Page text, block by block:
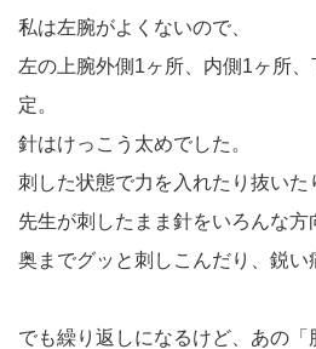
私は左腕がよくないので、
左の上腕外側1ヶ所、内側1ヶ所
定。
針はけっこう太めでした。
刺した状態で力を入れたり抜いた
先生が刺したまま針をいろんな方
奥までグッと刺しこんだり、鋭い
でも繰り返しになるけど、あの「